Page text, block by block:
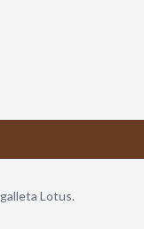
Lotus.